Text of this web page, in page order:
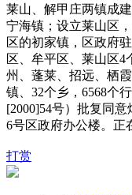
莱山、解甲庄两镇成
宁海镇；设立莱山区
区的初家镇，区政府
区、牟平区、莱山区
州、蓬莱、招远、栖
镇、32个乡，6568个
[2000]54号）批复同
6号区政府办公楼。正
打赏